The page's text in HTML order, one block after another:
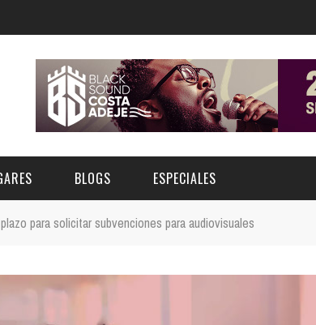
BLOGS ESPECIALES
para solicitar subvenciones para audiovisuales